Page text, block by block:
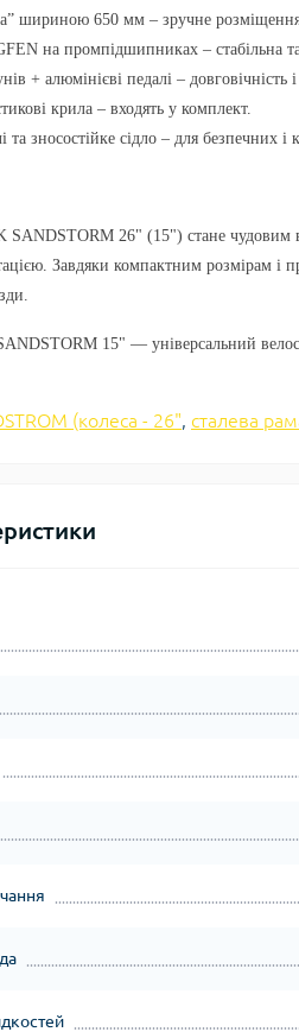
шириною 650 мм – зручне
на промпідшипниках – стабільна
+ алюмінієві педалі – довговічність
крила – входять у комплект.
та зносостійке сідло – для безпечних і
SANDSTORM 26" (15") стане чудовим
Завдяки компактним розмірам і
15" — універсальний
(колеса - 26", сталева